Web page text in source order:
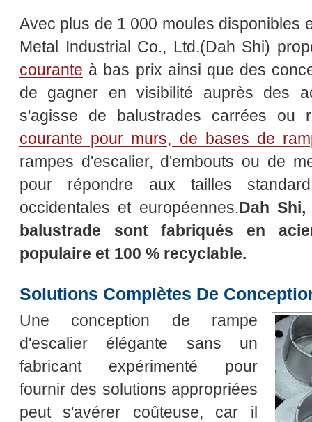
Avec plus de 1 000 moules disponibles
Metal Industrial Co., Ltd.(Dah Shi)
courante à bas prix ainsi que des
de gagner en visibilité auprès des
s'agisse de balustrades carrées ou
courante pour murs, de bases de
rampes d'escalier, d'embouts ou de
pour répondre aux tailles standard
occidentales et européennes.Dah
balustrade sont fabriqués en
populaire et 100 % recyclable.
Solutions Complètes De
Une conception de rampe
d'escalier élégante sans un
fabricant expérimenté pour
fournir des solutions appropriées
peut s'avérer coûteuse, car il